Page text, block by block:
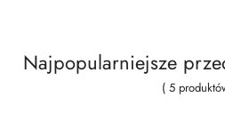
Najpopularniejsze
( 5